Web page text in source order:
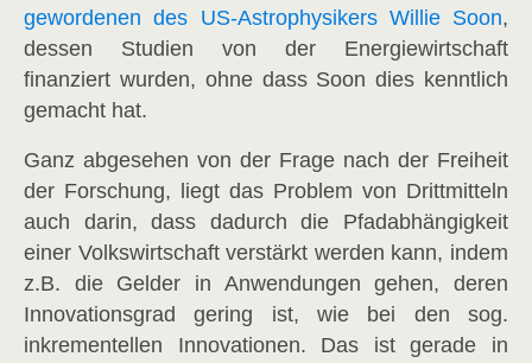
gewordenen des US-Astrophysikers Willie Soon,
dessen Studien von der Energiewirtschaft
finanziert wurden, ohne dass Soon dies kenntlich
gemacht hat.
Ganz abgesehen von der Frage nach der Freiheit
der Forschung, liegt das Problem von Drittmitteln
auch darin, dass dadurch die Pfadabhängigkeit
einer Volkswirtschaft verstärkt werden kann, indem
z.B. die Gelder in Anwendungen gehen, deren
Innovationsgrad gering ist, wie bei den sog.
inkrementellen Innovationen. Das ist gerade in